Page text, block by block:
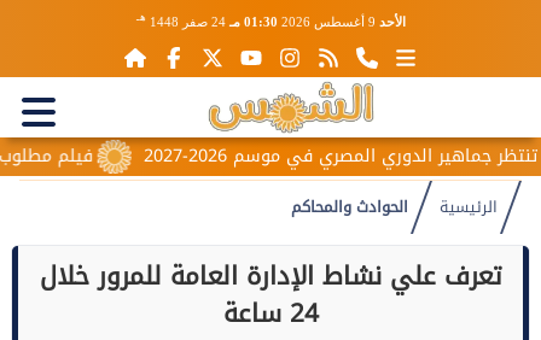
الأحد 01:30 مـ 24 صفر 1448 هـ
فيلم مطلوب
الرئيسية الحوادث والمحاكم
تعرف علي نشاط الإدارة العامة للمرور خلال
24 ساعة